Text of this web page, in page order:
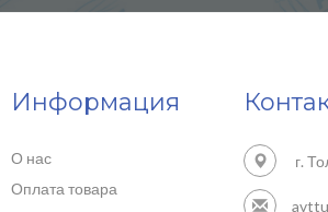
Информация
О нас
Оплата товара
г.